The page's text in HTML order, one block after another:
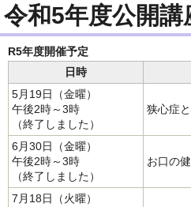
令和5年度公開
R5年度開催予定
日時
5月19日（金曜）
午後2時～3時
（終了しました）
狭心症
6月30日（金曜）
午後2時～3時
（終了しました）
お口の
7月18日（火曜）